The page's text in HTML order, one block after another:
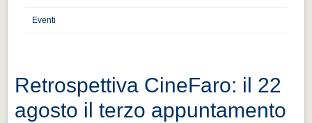
Cultura e turismo 4.0
Cultura e turismo 4.0
Eventi
Retrospettiva CineFaro: il 22
agosto il terzo appuntamento